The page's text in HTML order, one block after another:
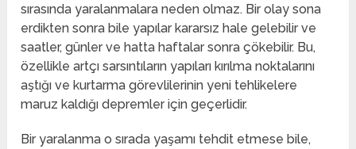
sırasında yaralanmalara neden olmaz. Bir olay sona
erdikten sonra bile yapılar kararsız hale gelebilir ve
saatler, günler ve hatta haftalar sonra çökebilir. Bu,
özellikle artçı sarsıntıların yapıları kırılma noktalarını
aştığı ve kurtarma görevlilerinin yeni tehlikelere
maruz kaldığı depremler için geçerlidir.
Bir yaralanma o sırada yaşamı tehdit etmese bile,